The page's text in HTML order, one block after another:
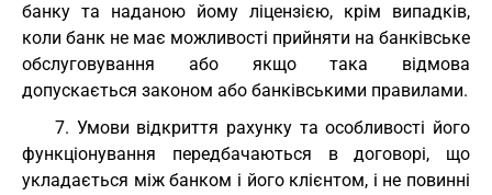
банку та наданою йому ліцензією, крім випадків,
коли банк не має можливості прийняти на банківське
обслуговування або якщо така відмова
допускається законом або банківськими правилами.
7. Умови відкриття рахунку та особливості його
функціонування передбачаються в договорі, що
укладається між банком і його клієнтом, і не повинні